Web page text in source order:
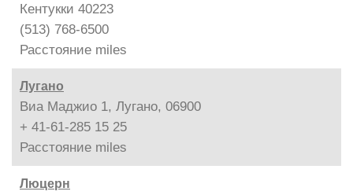
Кентукки 40223
(513) 768-6500
Расстояние miles
Лугано
Виа Маджио 1, Лугано, 06900
+ 41-61-285 15 25
Расстояние miles
Люцерн